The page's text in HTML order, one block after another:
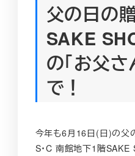
父の日の
SAKE
の「お父さ
で！
今年も6月16日(日)の父
S・C 南館地下1階SAKE